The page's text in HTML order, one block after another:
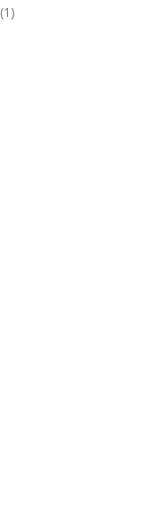
(1)